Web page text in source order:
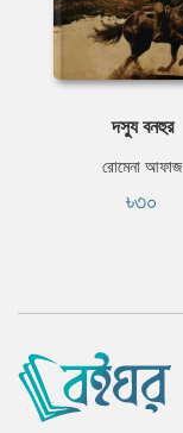
দস্যু বনহুর
রোমেনা আফাজ
৳৩০